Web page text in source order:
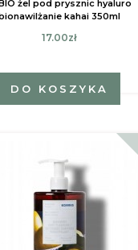
żel pod prysznic hyaluro
kahai 350ml
17.00zł
DO KOSZYKA